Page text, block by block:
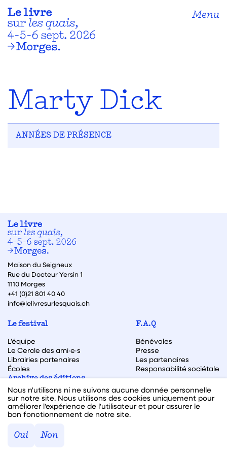
Menu
Marty Dick
ANNÉES DE PRÉSENCE
Maison du Seigneux
Rue du Docteur Yersin 1
1110 Morges
+41 (0)21 801 40 40
info@lelivresurlesquais.ch
Le festival
L’équipe
Le Cercle des ami·e·s
Librairies partenaires
Écoles
F.A.Q
Bénévoles
Presse
Les partenaires
Responsabilité sociétale
Archive des éditions
Archive des autrices et auteurs
Facebook
Instagram
Linkedin
Youtube
Nous n'utilisons ni ne suivons aucune donnée personnelle
sur notre site. Nous utilisons des cookies uniquement pour
améliorer l'expérience de l'utilisateur et pour assurer le
bon fonctionnement de notre site.
Oui Non